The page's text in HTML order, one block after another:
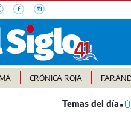
CRÓNICA ROJA